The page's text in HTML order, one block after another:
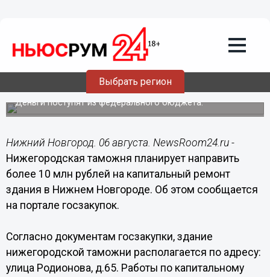
Выбрать регион
06.08.201816:54
Здание Нижегородской таможни
отремонтируют за 10 млн рублей
Деньги поступят из федерального бюджета.
Нижний Новгород. 06 августа. NewsRoom24.ru -
Нижегородская таможня планирует направить
более 10 млн рублей на капитальный ремонт
здания в Нижнем Новгороде. Об этом сообщается
на портале госзакупок.
Согласно документам госзакупки, здание
нижегородской таможни располагается по адресу:
улица Родионова, д.65. Работы по капитальному